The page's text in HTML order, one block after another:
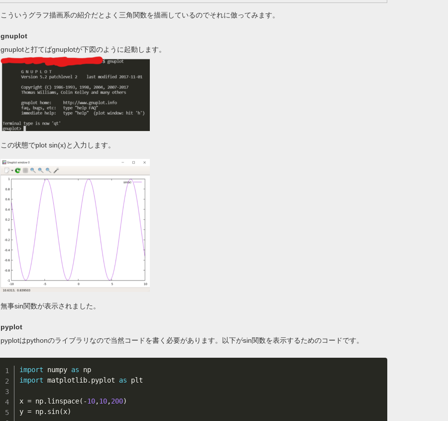
こういうグラフ描画系の紹介だとよく三角関数を描画しているのでそれに倣ってみます。
gnuplot
gnuplotと打てばgnuplotが下図のように起動します。
この状態でplot sin(x)と入力します。
無事sin関数が表示されました。
pyplot
pyplotはpythonのライブラリなので当然コードを書く必要があります。以下がsin関数を表示するためのコードです。
import numpy as
import matplotlib. pyplot as plt
x = np. linspace( -10,10,200)
y = np. sin(x)